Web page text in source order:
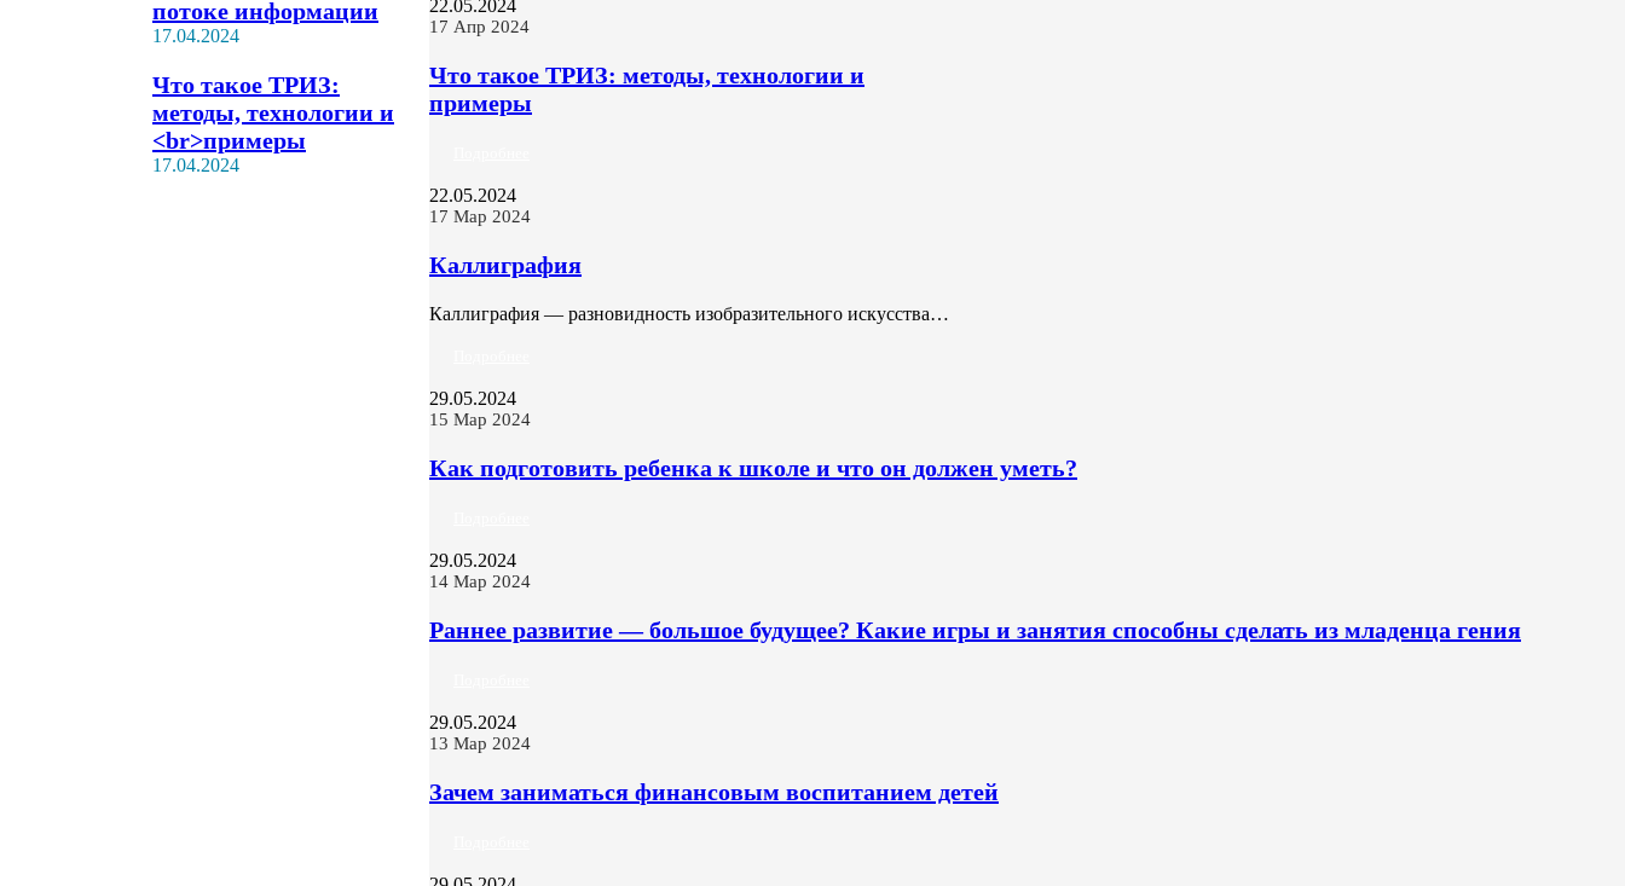
22.05.2024
17 Апр 2024
Что такое ТРИЗ: методы, технологии и
примеры
22.05.2024
17 Мар 2024
Каллиграфия
Каллиграфия — разновидность изобразительного искусства…
29.05.2024
15 Мар 2024
Как подготовить ребенка к школе и что он должен уметь?
29.05.2024
14 Мар 2024
Раннее развитие — большое будущее? Какие игры и занятия способны сделать из младенца гения
29.05.2024
13 Мар 2024
Зачем заниматься финансовым воспитанием детей
потоке информации
17.04.2024
Что такое ТРИЗ:
методы, технологии и
<br>примеры
17.04.2024